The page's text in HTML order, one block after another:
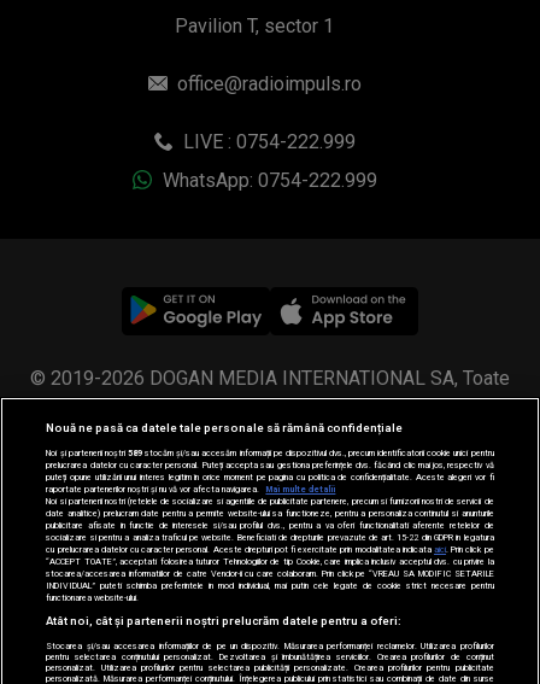
Pavilion T, sector 1
office@radioimpuls.ro
LIVE : 0754-222.999
WhatsApp: 0754-222.999
© 2019-2026 DOGAN MEDIA INTERNATIONAL SA, Toate
drepturile rezervate.
Nouă ne pasă ca datele tale personale să rămână confidențiale
Noi și partenerii noștri589stocăm și/sau accesăm informații pe dispozitivul dvs., precum identificatorii cookie unici pentru
prelucrarea datelor cu caracter personal. Puteți accepta sau gestiona preferințele dvs. făcând clic mai jos, respectiv vă
puteți opune utilizării unui interes legitim în orice moment pe pagina cu politica de confidențialitate. Aceste alegeri vor fi
raportate partenerilor noștri și nu vă vor afecta navigarea.
Mai multe detalii
Noi si partenerii nostri (retelele de socializare si agentiile de publicitate partenere, precum si furnizorii nostri de servicii de
date analitice) prelucram date pentru a permite website-ului sa functioneze, pentru a personaliza continutul si anunturile
publicitare afisate in functie de interesele si/sau profilul dvs., pentru a va oferi functionalitati aferente retelelor de
socializare si pentru a analiza traficul pe website. Beneficiati de drepturile prevazute de art. 15-22 din GDPR in legatura
cu prelucrarea datelor cu caracter personal. Aceste drepturi pot fi exercitate prin modalitatea indicataaici . Prin click pe
“ACCEPT TOATE”, acceptati folosirea tuturor Tehnologiilor de tip Cookie, care implica inclusiv acceptul dvs. cu privire la
stocarea/accesarea informatiilor de catre Vendor-ii cu care colaboram. Prin click pe “VREAU SA MODIFIC SETARILE
INDIVIDUAL” puteti schimba preferintele in mod individual, mai putin cele legate de cookie strict necesare pentru
functionarea website-ului.
Atât noi, cât și partenerii noștri prelucrăm datele pentru a oferi:
Stocarea și/sau accesarea informațiilor de pe un dispozitiv. Măsurarea performanței reclamelor. Utilizarea profilurilor
pentru selectarea conținutului personalizat. Dezvoltarea și îmbunătățirea serviciilor. Crearea profilurilor de conținut
personalizat. Utilizarea profilurilor pentru selectarea publicității personalizate. Crearea profilurilor pentru publicitate
personalizată. Măsurarea performanței conținutului. Înțelegerea publicului prin statistici sau combinații de date din surse